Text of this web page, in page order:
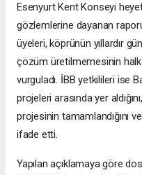
Esenyurt Kent Konseyi
gözlemlerine dayanan
üyeleri, köprünün yıllardır
çözüm üretilmemesinin halk
vurguladı. İBB yetkilileri ise
projeleri arasında yer
projesinin tamamlandığını
ifade etti.
Yapılan açıklamaya göre